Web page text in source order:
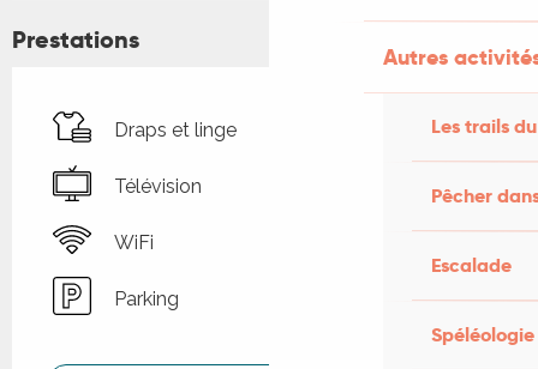
Autres
Les trails
Pêcher
Escalade
Spéléologie
Prestations
Draps et linge
Télévision
WiFi
Parking